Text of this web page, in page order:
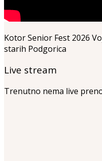
Kotor Senior Fest 2026
starih Podgorica
Live stream
Trenutno nema live